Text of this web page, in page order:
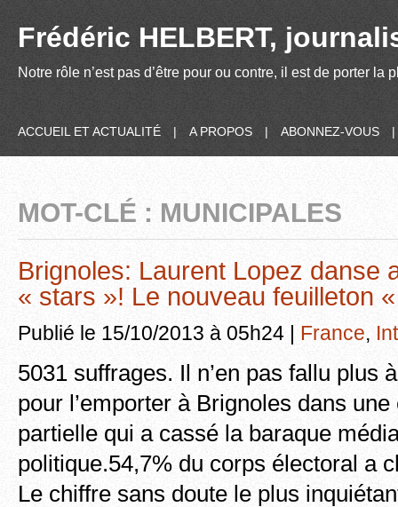
Frédéric HELBERT,
Notre rôle n’est pas d’être pour ou contre, il est de porter
ACCUEIL ET ACTUALITÉ | A PROPOS | ABONNEZ-VOUS |
MOT-CLÉ : MUNICIPALES
Brignoles: Laurent Lopez danse
« stars »! Le nouveau feuilleton
Publié le 15/10/2013 à 05h24 | France,
5031 suffrages. Il n’en pas fallu plus
pour l’emporter à Brignoles dans
partielle qui a cassé la baraque
politique.54,7% du corps électoral a
Le chiffre sans doute le plus